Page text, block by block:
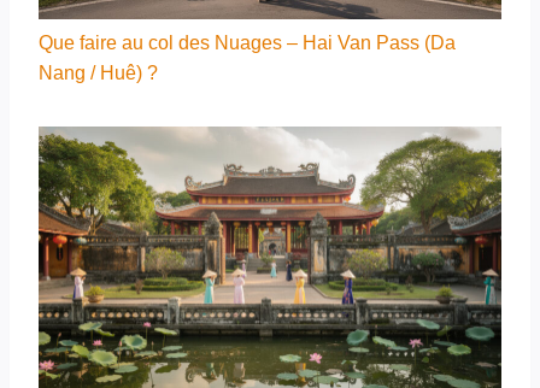
Que faire au col des Nuages – Hai Van Pass (Da
Nang / Huê) ?